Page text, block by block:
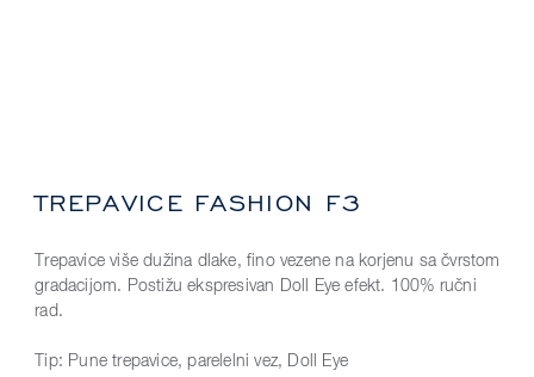
TREPAVICE FASHION F3
Trepavice više dužina dlake, fino vezene na korjenu sa čvrstom
gradacijom. Postižu ekspresivan Doll Eye efekt. 100% ručni
rad.
Tip: Pune trepavice, parelelni vez, Doll Eye